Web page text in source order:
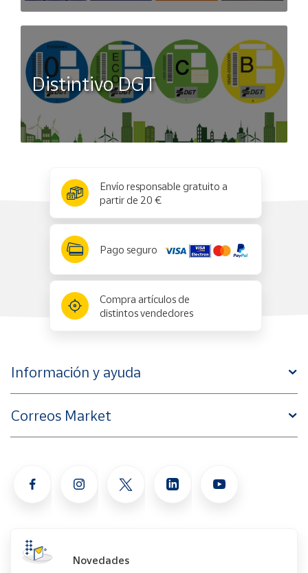
Distintivo DGT
Envío responsable gratuito a
partir de 20 €
Pago seguro
Compra artículos de
distintos vendedores
Información y ayuda
Correos Market
Novedades